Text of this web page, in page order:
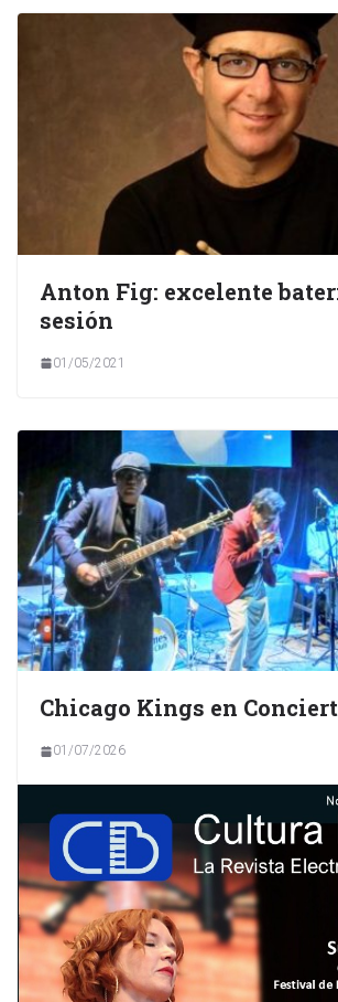
Anton Fig: excelente
sesión
01/05/2021
Chicago Kings en
01/07/2026